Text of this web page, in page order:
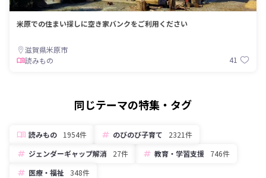
米原での住まい探しに空き家バンクをご利用ください
滋賀県米原市
読みもの
41
同じテーマの特集・タグ
読みもの 1954件 のびのび子育て
2321件
ジェンダーギャップ解消
27件 教育・学習支援
746件
医療・福祉
348件